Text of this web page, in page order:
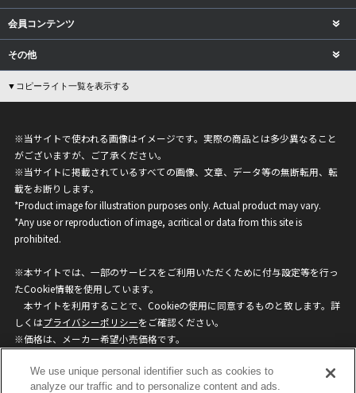
会員コンテンツ
その他
▼コピーライト一覧を表示する
※当サイトで使われる画像はイメージです。実際の商品とは多少異なること
がございますが、ご了承ください。
※当サイトに掲載されているすべての画像、文章、データ等の無断転用、転
載をお断りします。
*Product image for illustration purposes only. Actual product may vary.
*Any use or reproduction of image, acritical or data from this site is
prohibited.
※本サイトでは、一部のサービスをご利用いただくために付与設定等を行っ
たCookie情報を使用しています。
本サイトを利用することで、Cookieの使用に同意するものと致します。詳
しくはプライバシーポリシーをご確認ください。
※価格は、メーカー希望小売価格です。
ざいますのでご了承ください。
We use unique personal identifier such as cookies to
analyze our traffic and to personalize content and ads.